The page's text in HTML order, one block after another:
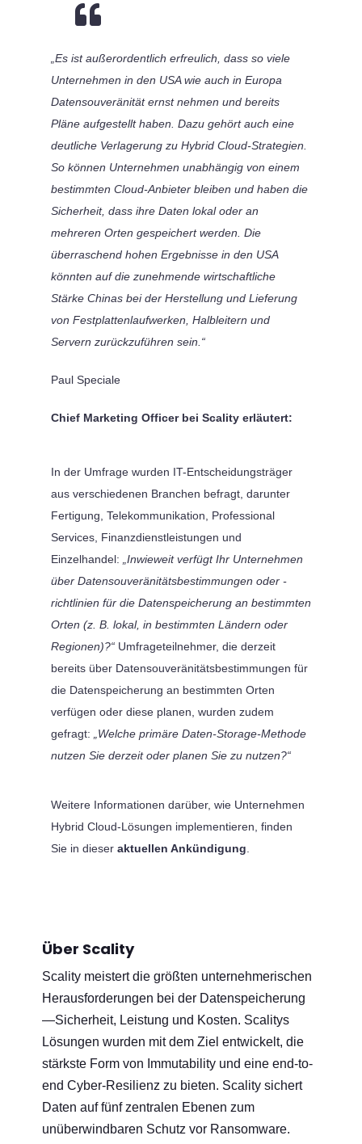

„Es ist außerordentlich erfreulich, dass so viele
Unternehmen in den USA wie auch in Europa
Datensouveränität ernst nehmen und bereits
Pläne aufgestellt haben. Dazu gehört auch eine
deutliche Verlagerung zu Hybrid Cloud-Strategien.
So können Unternehmen unabhängig von einem
bestimmten Cloud-Anbieter bleiben und haben die
Sicherheit, dass ihre Daten lokal oder an
mehreren Orten gespeichert werden. Die
überraschend hohen Ergebnisse in den USA
könnten auf die zunehmende wirtschaftliche
Stärke Chinas bei der Herstellung und Lieferung
von Festplattenlaufwerken, Halbleitern und
Servern zurückzuführen sein.“
Paul Speciale
Chief Marketing Officer bei Scality erläutert:
In der Umfrage wurden IT-Entscheidungsträger
aus verschiedenen Branchen befragt, darunter
Fertigung, Telekommunikation, Professional
Services, Finanzdienstleistungen und
Einzelhandel:
„Inwieweit verfügt Ihr Unternehmen
über Datensouveränitätsbestimmungen oder -
richtlinien für die Datenspeicherung an bestimmten
Orten (z. B. lokal, in bestimmten Ländern oder
Regionen)?“Umfrageteilnehmer, die derzeit
bereits über Datensouveränitätsbestimmungen für
die Datenspeicherung an bestimmten Orten
verfügen oder diese planen, wurden zudem
gefragt:
„Welche primäre Daten-Storage-Methode
nutzen Sie derzeit oder planen Sie zu nutzen?“
Weitere Informationen darüber, wie Unternehmen
Hybrid Cloud-Lösungen implementieren, finden
Sie in dieseraktuellen Ankündigung
Über Scality
Scality meistert die größten unternehmerischen
Herausforderungen bei der Datenspeicherung
—Sicherheit, Leistung und Kosten. Scalitys
Lösungen wurden mit dem Ziel entwickelt, die
stärkste Form von Immutability und eine end-to-
end Cyber-Resilienz zu bieten. Scality sichert
Daten auf fünf zentralen Ebenen zum
unüberwindbaren Schutz vor Ransomware.